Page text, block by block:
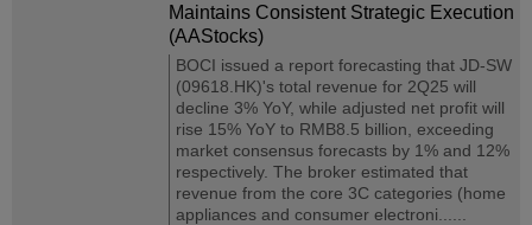
Maintains Consistent Strategic Execution
(AAStocks)
BOCI issued a report forecasting that JD-SW
(09618.HK)'s total revenue for 2Q25 will
decline 3% YoY, while adjusted net profit will
rise 15% YoY to RMB8.5 billion, exceeding
market consensus forecasts by 1% and 12%
respectively. The broker estimated that
revenue from the core 3C categories (home
appliances and consumer electroni......